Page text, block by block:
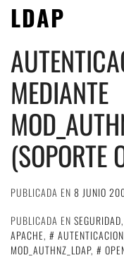
LDAP
MEDIANTE
(SOPORTE
PUBLICADA EN 8 JUNIO
PUBLICADA EN SEGURIDAD,
APACHE, AUTENTICACION
MOD_AUTHNZ_LDAP,